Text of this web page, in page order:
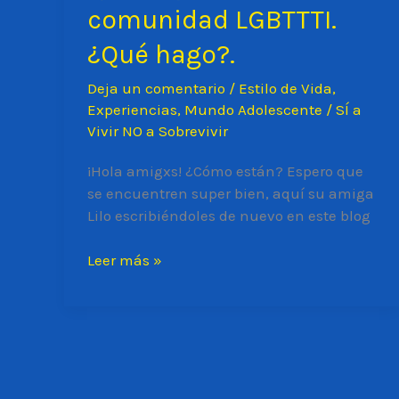
comunidad LGBTTTI.
¿Qué hago?.
Deja un comentario / Estilo de Vida,
Experiencias, Mundo Adolescente / SÍ a
Vivir NO a Sobrevivir
¡Hola amigxs! ¿Cómo están? Espero que
se encuentren super bien, aquí su amiga
Lilo escribiéndoles de nuevo en este blog
Mi
Leer más »